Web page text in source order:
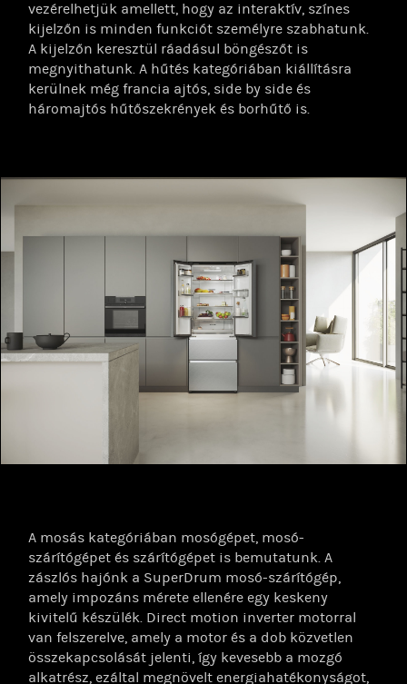
vezérelhetjük amellett, hogy az interaktív, színes
kijelzőn is minden funkciót személyre szabhatunk.
A kijelzőn keresztül ráadásul böngészőt is
megnyithatunk. A hűtés kategóriában kiállításra
kerülnek még francia ajtós, side by side és
háromajtós hűtőszekrények és borhűtő is.
A mosás kategóriában mosógépet, mosó-
szárítógépet és szárítógépet is bemutatunk. A
zászlós hajónk a SuperDrum mosó-szárítógép,
amely impozáns mérete ellenére egy keskeny
kivitelű készülék. Direct motion inverter motorral
van felszerelve, amely a motor és a dob közvetlen
összekapcsolását jelenti, így kevesebb a mozgó
alkatrész, ezáltal megnövelt energiahatékonyságot,